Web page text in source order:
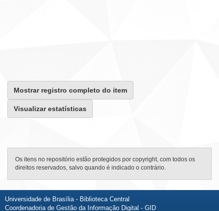
Mostrar registro completo do item
Visualizar estatísticas
Os itens no repositório estão protegidos por copyright, com todos os
direitos reservados, salvo quando é indicado o contrário.
Universidade de Brasília - Biblioteca Central
Coordenadoria de Gestão da Informação Digital - GID